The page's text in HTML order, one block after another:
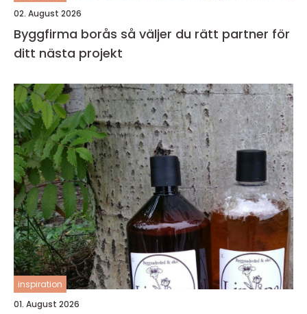
02. August 2026
Byggfirma borås så väljer du rätt partner för
ditt nästa projekt
inspiration
01. August 2026